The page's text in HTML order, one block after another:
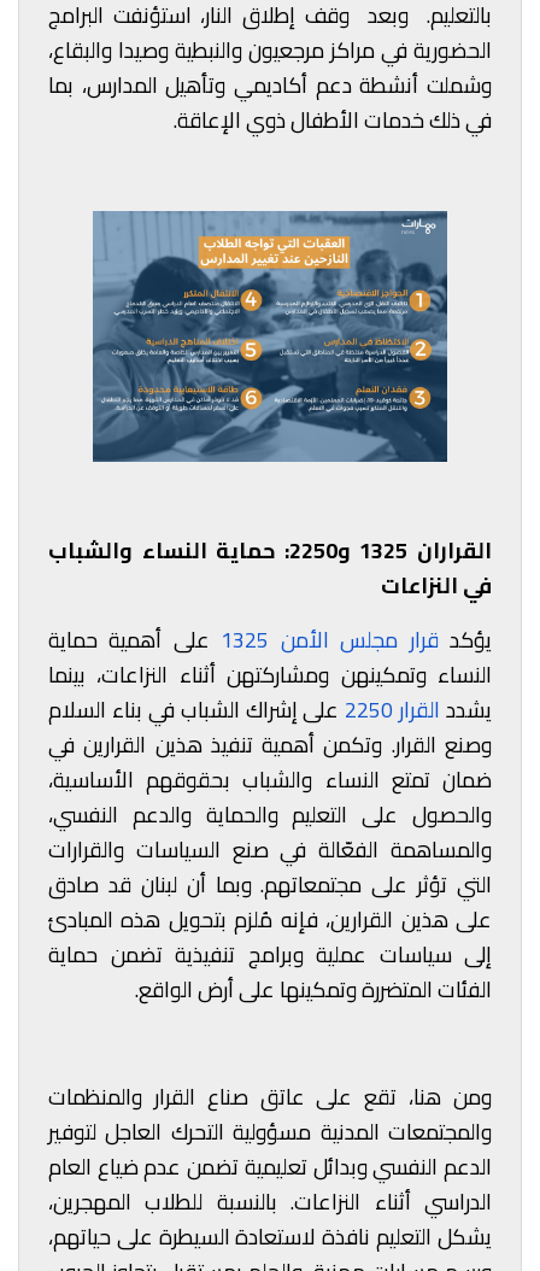
بالتعليم. وبعد وقف إطلاق النار، استؤنفت البرامج
الحضورية في مراكز مرجعيون والنبطية وصيدا والبقاع،
وشملت أنشطة دعم أكاديمي وتأهيل المدارس، بما
في ذلك خدمات الأطفال ذوي الإعاقة.
القراران 1325 و2250: حماية النساء والشباب
في النزاعات
يؤكد قرار مجلس الأمن 1325
على أهمية حماية
النساء وتمكينهن ومشاركتهن أثناء النزاعات، بينما
يشددالقرار 2250
على إشراك الشباب في بناء السلام
وصنع القرار. وتكمن أهمية تنفيذ هذين القرارين في
ضمان تمتع النساء والشباب بحقوقهم الأساسية،
والحصول على التعليم والحماية والدعم النفسي،
والمساهمة الفعّالة في صنع السياسات والقرارات
التي تؤثر على مجتمعاتهم. وبما أن لبنان قد صادق
على هذين القرارين، فإنه مُلزم بتحويل هذه المبادئ
إلى سياسات عملية وبرامج تنفيذية تضمن حماية
الفئات المتضررة وتمكينها على أرض الواقع.
ومن هنا، تقع على عاتق صناع القرار والمنظمات
والمجتمعات المدنية مسؤولية التحرك العاجل لتوفير
الدعم النفسي وبدائل تعليمية تضمن عدم ضياع العام
الدراسي أثناء النزاعات. بالنسبة للطلاب المهجرين،
يشكل التعليم نافذة لاستعادة السيطرة على حياتهم،